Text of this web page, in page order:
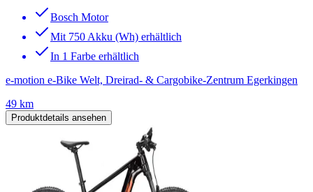
Bosch Motor
Mit 750 Akku (Wh) erhältlich
In 1 Farbe erhältlich
e-motion e-Bike Welt, Dreirad- & Cargobike-Zentrum Egerkingen
49 km
Produktdetails ansehen